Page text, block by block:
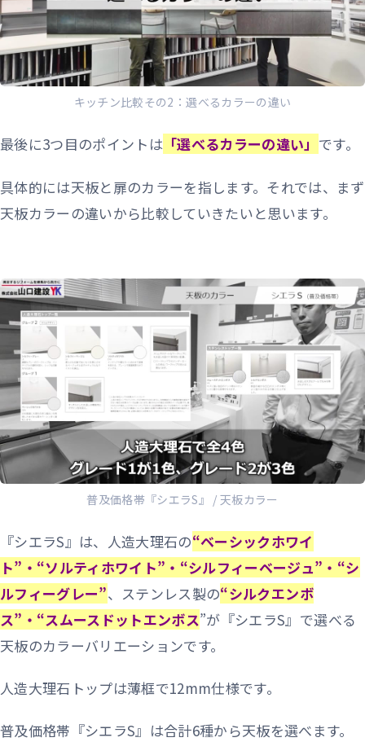
キッチン比較その2：選べるカラーの違い
最後に3つ目のポイントは 「選べるカラーの違い」 です。
具体的には天板と扉のカラーを指します。それでは、まず
天板カラーの違いから比較していきたいと思います。
普及価格帯『シエラS』 / 天板カラー
『シエラS』は、人造大理石の“ベーシックホワイ
ト”・“ソルティホワイト”・“シルフィーベージュ”・“シ
ルフィーグレー”、ステンレス製の“シルクエンボ
ス”・“スムースドットエンボス”が『シエラS』で選べる
天板のカラーバリエーションです。
人造大理石トップは薄框で12mm仕様です。
普及価格帯『シエラS』は合計6種から天板を選べます。